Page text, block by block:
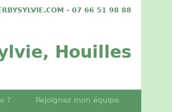
- 07 66 51 98 88
Houilles
? Rejoignez mon équipe